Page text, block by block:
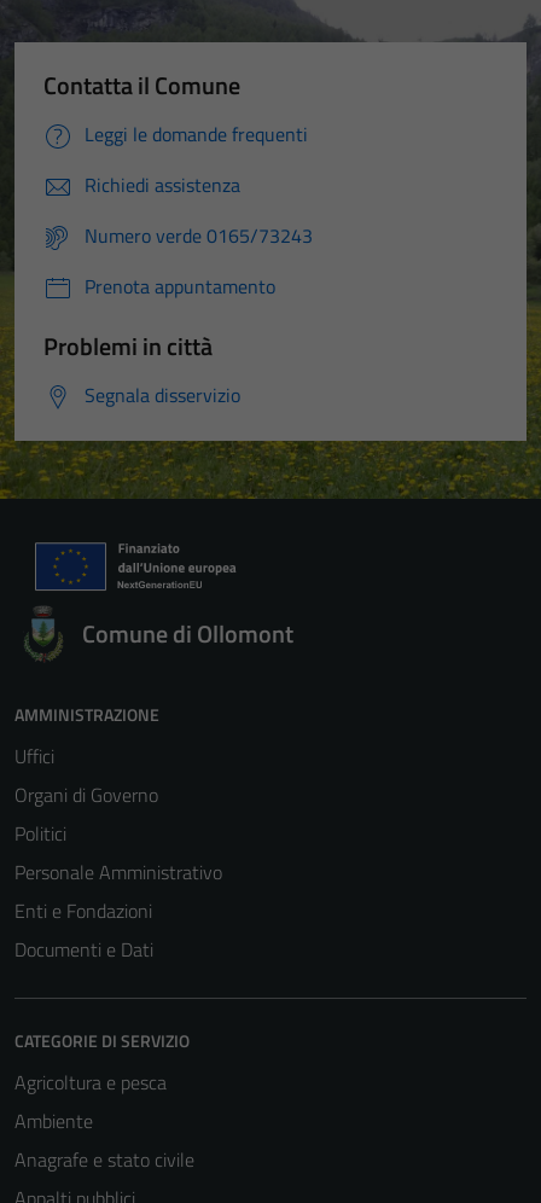
Contatta il Comune
Leggi le domande frequenti
Richiedi assistenza
Numero verde 0165/73243
Prenota appuntamento
Problemi in città
Segnala disservizio
Comune di Ollomont
AMMINISTRAZIONE
Uffici
Organi di Governo
Politici
Personale Amministrativo
Enti e Fondazioni
Documenti e Dati
CATEGORIE DI SERVIZIO
Agricoltura e pesca
Ambiente
Anagrafe e stato civile